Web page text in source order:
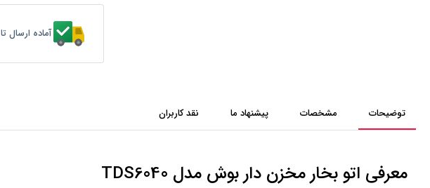
آماده ارسال تا 24 ساعت کاری
توضیحات مشخصات پیشنهاد ما نقد کاربران
معرفی اتو بخار مخزن دار بوش مدل TDS6040